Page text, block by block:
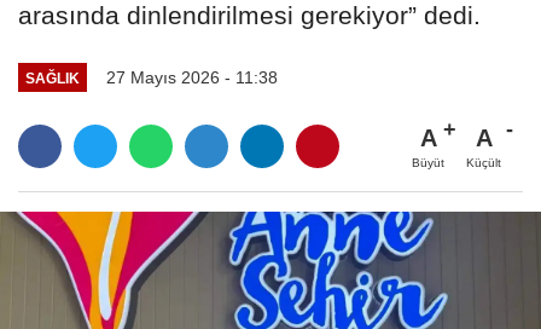
arasında dinlendirilmesi gerekiyor” dedi.
SAĞLIK 27 Mayıs 2026 - 11:38
A
Büyüt
A
Küçült